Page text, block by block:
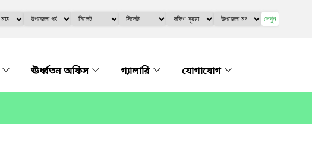
দেখুন
ঊর্ধ্বতন অফিস গ্যালারি যোগাযোগ